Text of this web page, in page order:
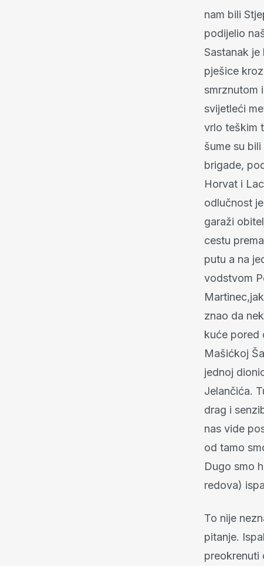
nam bili
podijelio
Sastanak
pješice
smrznutom
svijetleći
vrlo teškim
šume su
brigade,
Horvat i
odlučnost
garaži
cestu
putu a na
vodstvom
znao da
kuće pored
Mašićkoj
jednoj
Jelančića.
drag i
nas vide
od tamo
Dugo smo
redova)
To nije
pitanje.
preokrenuti